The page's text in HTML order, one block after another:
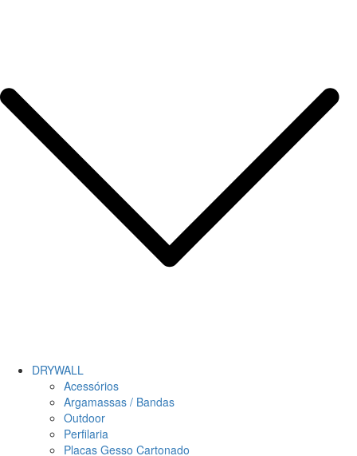
DRYWALL
Acessórios
Argamassas / Bandas
Outdoor
Perfilaria
Placas Gesso Cartonado